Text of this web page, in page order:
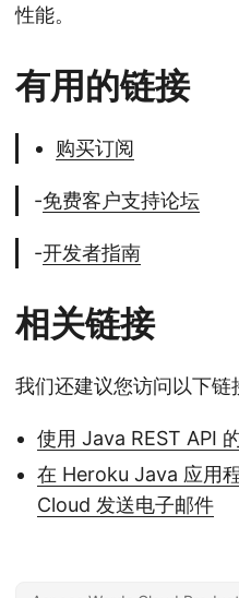
性能。
有用的链接
购买订阅
-免费客户支持论坛
-开发者指南
相关链接
我们还建议您访问以下链
使用 Java REST API
在 Heroku Java 应用
Cloud 发送电子邮件